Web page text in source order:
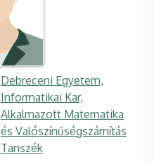
Debreceni Egyetem,
Informatikai Kar,
Alkalmazott Matematika
és Valószínűségszámítás
Tanszék